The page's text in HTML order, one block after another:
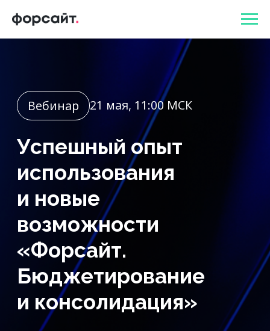
Зарегистрироваться
Успешный опыт
использования
и новые
«Форсайт.
Бюджетирование
и консолидация»